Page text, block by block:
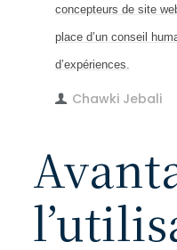
concepteurs de site
place d’un conseil
d’expériences.
Chawki Jebali